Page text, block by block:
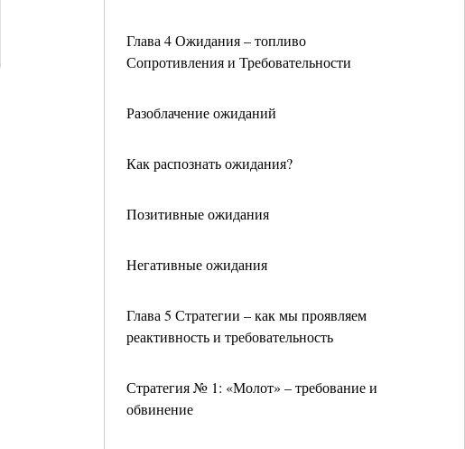
Глава 4 Ожидания – топливо
Сопротивления и Требовательности
Разоблачение ожиданий
Как распознать ожидания?
Позитивные ожидания
Негативные ожидания
Глава 5 Стратегии – как мы проявляем
реактивность и требовательность
Стратегия № 1: «Молот» – требование и
обвинение